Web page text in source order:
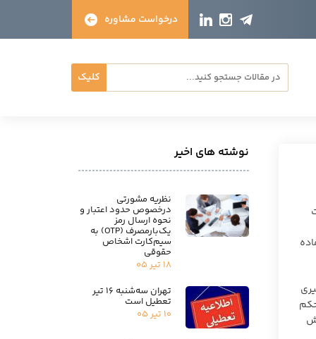
کلیک
درخواست مشاوره
نوشته های اخیر
نظریه مشورتی
درخصوص حدود اعتبار و
نحوه ارسال رمز
یک‌بارمصرف (OTP) به
سیم‌کارت اشخاص
حقوقی
۱۸ تیر ۰۵
تهران سه‌شنبه ۱۶ تیر
تعطیل است
۱۰ تیر ۰۵